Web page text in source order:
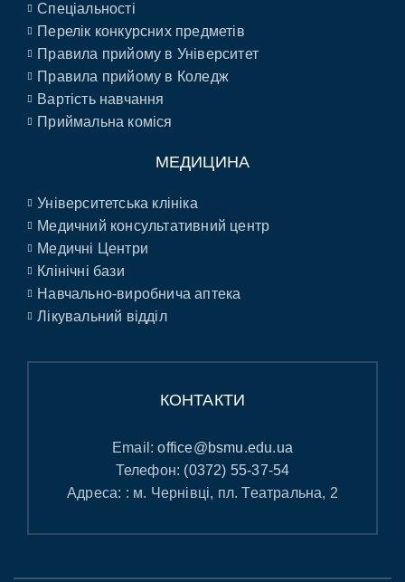
Спеціальності
Перелік конкурсних предметів
Правила прийому в Університет
Правила прийому в Коледж
Вартість навчання
Приймальна коміся
МЕДИЦИНА
Університетська клініка
Медичний консультативний центр
Медичні Центри
Клінічні бази
Навчально-виробнича аптека
Лікувальний відділ
КОНТАКТИ
Email:office@bsmu.edu.ua
Телефон: (0372) 55-37-54
Адреса: : м. Чернівці, пл. Театральна, 2